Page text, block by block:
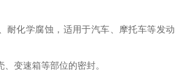
耐化学腐蚀，适用于汽车、摩托车等发动
变速箱等部位的密封。